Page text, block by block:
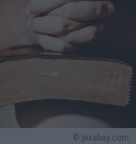
© pixabay.com